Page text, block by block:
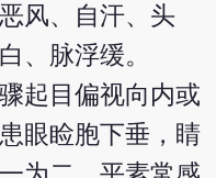
风、自汗、头
、脉浮缓。
起目偏视向内或
眼睑胞下垂，睛